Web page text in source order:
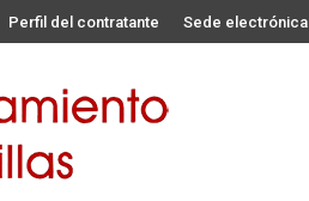
Perfil del contratante Sede electrónica